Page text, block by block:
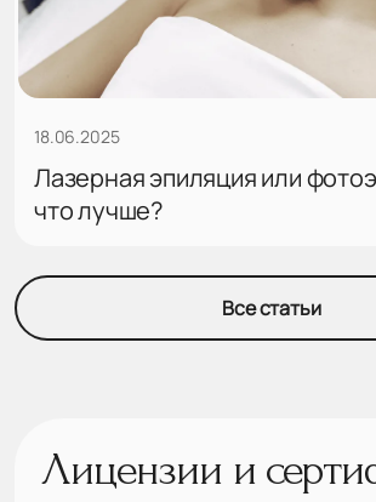
18.06.2025
Лазерная эпиляция или
что лучше?
Все статьи
Лицензии и